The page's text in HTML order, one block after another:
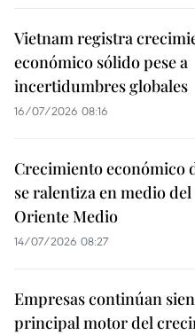
Vietnam registra
económico sólido pese a
incertidumbres globales
16/07/2026 08:16
Crecimiento económico
se ralentiza en medio
Oriente Medio
14/07/2026 08:27
Empresas continúan
principal motor del